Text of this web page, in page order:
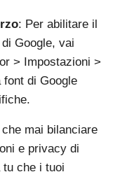
: Per abilitare il
Google, vai
> Impostazioni >
font di Google
mai bilanciare
e privacy di
tu che i tuoi